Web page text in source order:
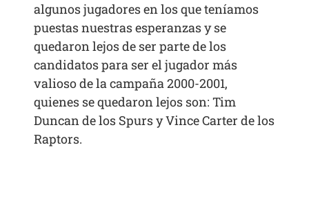
algunos jugadores en los que teníamos
puestas nuestras esperanzas y se
quedaron lejos de ser parte de los
candidatos para ser el jugador más
valioso de la campaña 2000-2001,
quienes se quedaron lejos son: Tim
Duncan de los Spurs y Vince Carter de los
Raptors.